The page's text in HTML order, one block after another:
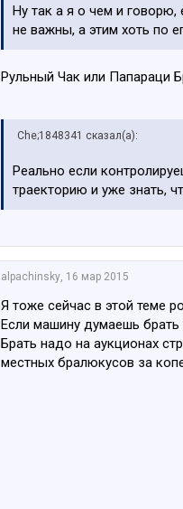
Ну так а я о чем и говорю,
не важны, а этим хоть по
Рульный Чак или Папараци
Che;1848341 сказал(а):
Реально если
траекторию и уже знать,
alpachinsky, 16 мар 2015
Я тоже сейчас в этой теме
Если машину думаешь брать
Брать надо на аукционах
местных бралюкусов за